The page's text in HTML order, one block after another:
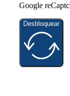
Google
Desbloquear